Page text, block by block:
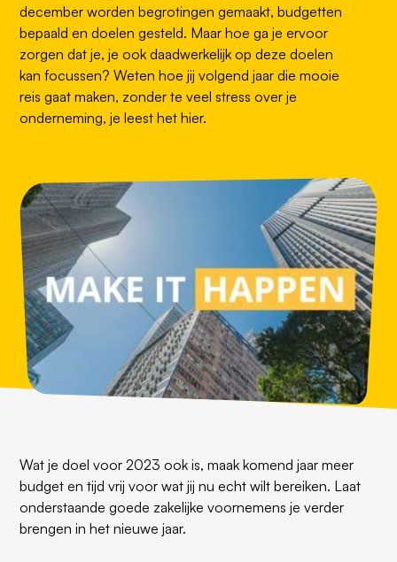
december worden begrotingen gemaakt, budgetten
bepaald en doelen gesteld. Maar hoe ga je ervoor
zorgen dat je, je ook daadwerkelijk op deze doelen
kan focussen? Weten hoe jij volgend jaar die mooie
reis gaat maken, zonder te veel stress over je
onderneming, je leest het hier.
Wat je doel voor 2023 ook is, maak komend jaar meer
budget en tijd vrij voor wat jij nu echt wilt bereiken. Laat
onderstaande goede zakelijke voornemens je verder
brengen in het nieuwe jaar.